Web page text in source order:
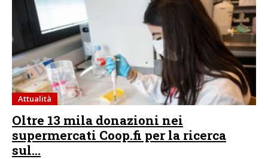
Attualità
Oltre 13 mila donazioni nei
supermercati Coop.fi per la ricerca
sul...